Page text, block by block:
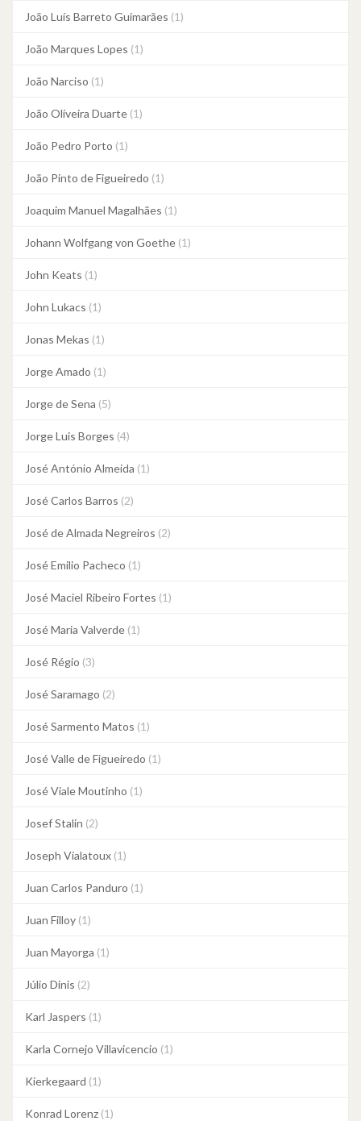
João Luís Barreto Guimarães (1)
João Marques Lopes (1)
João Narciso (1)
João Oliveira Duarte (1)
João Pedro Porto (1)
João Pinto de Figueiredo (1)
Joaquim Manuel Magalhães (1)
Johann Wolfgang von Goethe (1)
John Keats (1)
John Lukacs (1)
Jonas Mekas (1)
Jorge Amado (1)
Jorge de Sena (5)
Jorge Luis Borges (4)
José António Almeida (1)
José Carlos Barros (2)
José de Almada Negreiros (2)
José Emilio Pacheco (1)
José Maciel Ribeiro Fortes (1)
José Maria Valverde (1)
José Régio (3)
José Saramago (2)
José Sarmento Matos (1)
José Valle de Figueiredo (1)
José Viale Moutinho (1)
Josef Stalin (2)
Joseph Vialatoux (1)
Juan Carlos Panduro (1)
Juan Filloy (1)
Juan Mayorga (1)
Júlio Dinis (2)
Karl Jaspers (1)
Karla Cornejo Villavicencio (1)
Kierkegaard (1)
Konrad Lorenz (1)